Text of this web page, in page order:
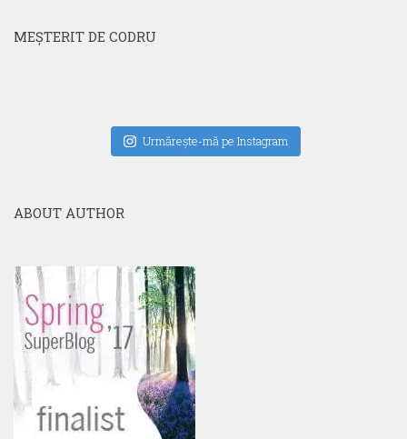
MEŞTERIT DE CODRU
Urmăreşte-mă pe Instagram
ABOUT AUTHOR